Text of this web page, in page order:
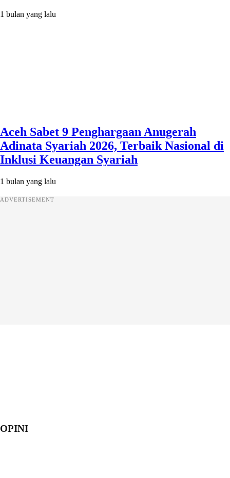
1 bulan yang lalu
Aceh Sabet 9 Penghargaan Anugerah
Adinata Syariah 2026, Terbaik Nasional di
Inklusi Keuangan Syariah
1 bulan yang lalu
ADVERTISEMENT
OPINI